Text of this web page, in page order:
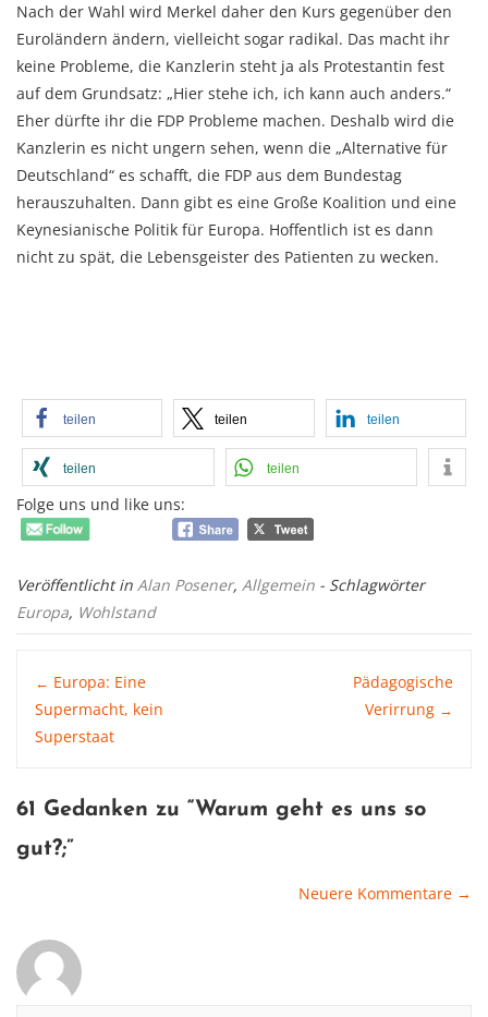
Nach der Wahl wird Merkel daher den Kurs gegenüber den
Euroländern ändern, vielleicht sogar radikal. Das macht ihr
keine Probleme, die Kanzlerin steht ja als Protestantin fest
auf dem Grundsatz: „Hier stehe ich, ich kann auch anders.“
Eher dürfte ihr die FDP Probleme machen. Deshalb wird die
Kanzlerin es nicht ungern sehen, wenn die „Alternative für
Deutschland“ es schafft, die FDP aus dem Bundestag
herauszuhalten. Dann gibt es eine Große Koalition und eine
Keynesianische Politik für Europa. Hoffentlich ist es dann
nicht zu spät, die Lebensgeister des Patienten zu wecken.
teilen teilen teilen
teilen teilen
Folge uns und like uns:
Veröffentlicht in Alan Posener, Allgemein - Schlagwörter
Europa, Wohlstand
Post
navigation
← Europa: Eine
Supermacht, kein
Superstaat
Pädagogische
Verirrung →
61 Gedanken zu “Warum geht es uns so
gut?;”
navigation
Neuere Kommentare →